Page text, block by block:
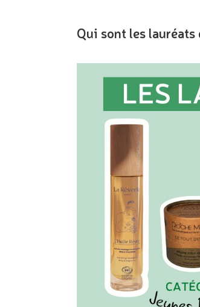
Qui sont les